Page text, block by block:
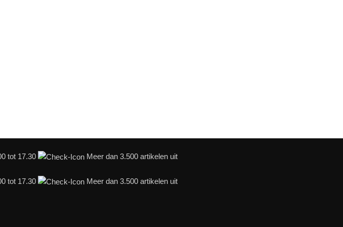
tot 17.30
Meer dan 3.500 artikelen uit
tot 17.30
Meer dan 3.500 artikelen uit